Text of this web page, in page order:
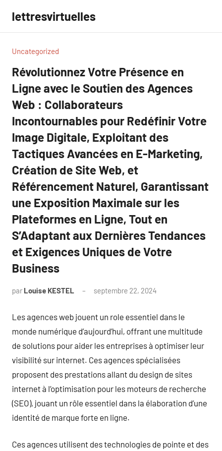
contenu
lettresvirtuelles
Uncategorized
Révolutionnez Votre Présence en
Ligne avec le Soutien des Agences
Web : Collaborateurs
Incontournables pour Redéfinir Votre
Image Digitale, Exploitant des
Tactiques Avancées en E-Marketing,
Création de Site Web, et
Référencement Naturel, Garantissant
une Exposition Maximale sur les
Plateformes en Ligne, Tout en
S’Adaptant aux Dernières Tendances
et Exigences Uniques de Votre
Business
par Louise KESTEL septembre 22, 2024
Les agences web jouent un role essentiel dans le
monde numérique d’aujourd’hui, offrant une multitude
de solutions pour aider les entreprises à optimiser leur
visibilité sur internet. Ces agences spécialisées
proposent des prestations allant du design de sites
internet à l’optimisation pour les moteurs de recherche
(SEO), jouant un rôle essentiel dans la élaboration d’une
identité de marque forte en ligne.
Ces agences utilisent des technologies de pointe et des